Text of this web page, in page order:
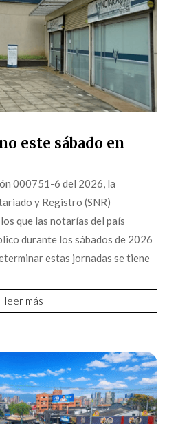
este sábado en
000751-6 del 2026, la
y Registro (SNR)
que las notarías del país
durante los sábados de 2026
estas jornadas se tiene
leer más